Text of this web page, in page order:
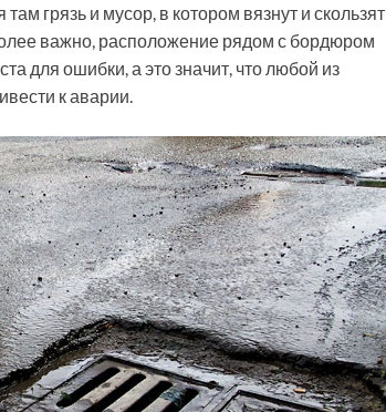
грязь и мусор, в котором вязнут и скользят
важно, расположение рядом с бордюром
для ошибки, а это значит, что любой из
к аварии.